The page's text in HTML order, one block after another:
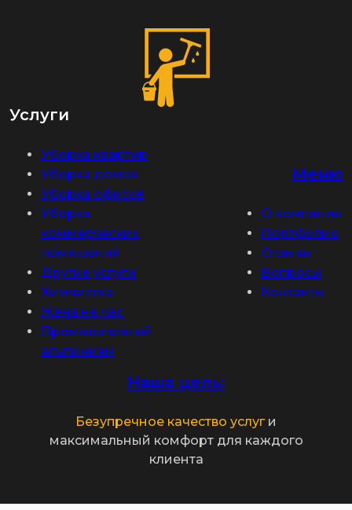
Услуги
Уборка квартир
Уборка домов
Уборка офисов
Уборка
коммерческих
помещений
Другие услуги
Химчистка
Жена на час
Промышленный
альпинизм
Меню
О компании
Портфолио
Отзывы
Вопросы
Контакты
Наша цель:
Безупречное качество услуг и
максимальный комфорт для каждого
клиента